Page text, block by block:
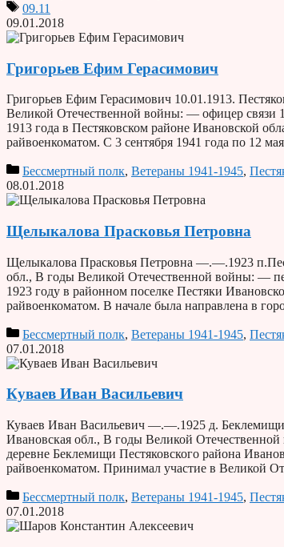
09.11
09.01.2018
Григорьев Ефим Герасимович
Григорьев Ефим Герасимович 10.01.1913.
Великой Отечественной войны: — офицер связи
1913 года в Пестяковском районе Ивановской
райвоенкоматом. С 3 сентября 1941 года по 12
Бессмертный полк, Ветераны 1941-1945,
08.01.2018
Щелыкалова Прасковья Петровна
Щелыкалова Прасковья Петровна —.—.1923
обл., В годы Великой Отечественной войны: —
1923 году в районном поселке Пестяки
райвоенкоматом. В начале была направлена в
Бессмертный полк, Ветераны 1941-1945,
07.01.2018
Куваев Иван Васильевич
Куваев Иван Васильевич —.—.1925 д.
Ивановская обл., В годы Великой
деревне Беклемищи Пестяковского района
райвоенкоматом. Принимал участие в Великой
Бессмертный полк, Ветераны 1941-1945,
07.01.2018